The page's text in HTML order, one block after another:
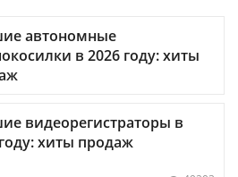
автономные
в 2026 году: хиты
видеорегистраторы в
хиты продаж